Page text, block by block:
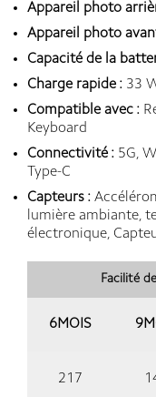
Appareil photo
Appareil photo
Capacité de la
Charge rapide : 33
Compatible avec :
Keyboard
Connectivité : 5G,
Type-C
Capteurs :
lumière ambiante,
électronique,
Facilité
6MOIS
217